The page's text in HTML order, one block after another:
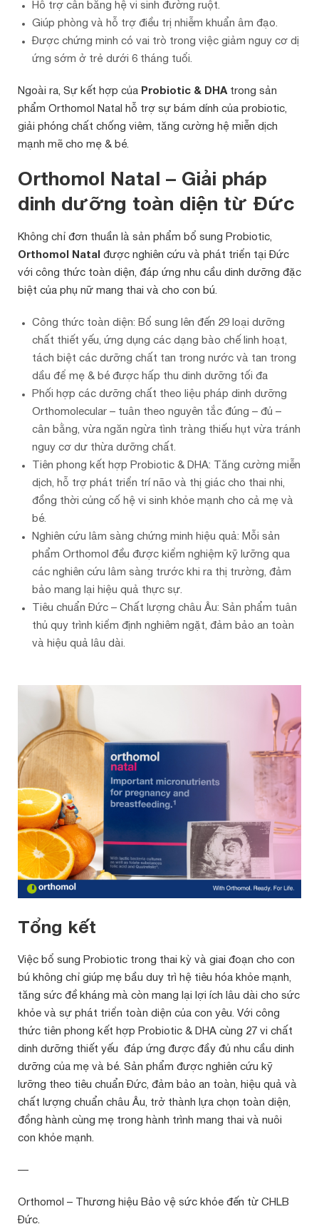
Hỗ trợ cân bằng hệ vi sinh đường ruột.
Giúp phòng và hỗ trợ điều trị nhiễm khuẩn âm đạo.
Được chứng minh có vai trò trong việc giảm nguy cơ dị
ứng sớm ở trẻ dưới 6 tháng tuổi.
Ngoài ra, Sự kết hợp của Probiotic & DHA trong sản
phẩm Orthomol Natal hỗ trợ sự bám dính của probiotic,
giải phóng chất chống viêm, tăng cường hệ miễn dịch
mạnh mẽ cho mẹ & bé.
Orthomol Natal – Giải pháp
dinh dưỡng toàn diện từ Đức
Không chỉ đơn thuần là sản phẩm bổ sung Probiotic,
Orthomol Natal được nghiên cứu và phát triển tại Đức
với công thức toàn diện, đáp ứng nhu cầu dinh dưỡng đặc
biệt của phụ nữ mang thai và cho con bú.
Công thức toàn diện: Bổ sung lên đến 29 loại dưỡng
chất thiết yếu, ứng dụng các dạng bào chế linh hoạt,
tách biệt các dưỡng chất tan trong nước và tan trong
dầu để mẹ & bé được hấp thu dinh dưỡng tối đa
Phối hợp các dưỡng chất theo liệu pháp dinh dưỡng
Orthomolecular – tuân theo nguyên tắc đúng – đủ –
cân bằng, vừa ngăn ngừa tình tràng thiếu hụt vừa tránh
nguy cơ dư thừa dưỡng chất.
Tiên phong kết hợp Probiotic & DHA: Tăng cường miễn
dịch, hỗ trợ phát triển trí não và thị giác cho thai nhi,
đồng thời củng cố hệ vi sinh khỏe mạnh cho cả mẹ và
bé.
Nghiên cứu lâm sàng chứng minh hiệu quả: Mỗi sản
phẩm Orthomol đều được kiểm nghiệm kỹ lưỡng qua
các nghiên cứu lâm sàng trước khi ra thị trường, đảm
bảo mang lại hiệu quả thực sự.
Tiêu chuẩn Đức – Chất lượng châu Âu: Sản phẩm tuân
thủ quy trình kiểm định nghiêm ngặt, đảm bảo an toàn
và hiệu quả lâu dài.
Tổng kết
Việc bổ sung Probiotic trong thai kỳ và giai đoạn cho con
bú không chỉ giúp mẹ bầu duy trì hệ tiêu hóa khỏe mạnh,
tăng sức đề kháng mà còn mang lại lợi ích lâu dài cho sức
khỏe và sự phát triển toàn diện của con yêu. Với công
thức tiên phong kết hợp Probiotic & DHA cùng 27 vi chất
dinh dưỡng thiết yếu đáp ứng được đầy đủ nhu cầu dinh
dưỡng của mẹ và bé. Sản phẩm được nghiên cứu kỹ
lưỡng theo tiêu chuẩn Đức, đảm bảo an toàn, hiệu quả và
chất lượng chuẩn châu Âu, trở thành lựa chọn toàn diện,
đồng hành cùng mẹ trong hành trình mang thai và nuôi
con khỏe mạnh.
—
Orthomol – Thương hiệu Bảo vệ sức khỏe đến từ CHLB
Đức.